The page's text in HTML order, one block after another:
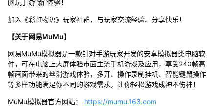
脑玩手游“新”体验！
加入《彩虹物语》玩家社群，与玩家交流经验、分享快乐！
【关于网易MuMu】
网易MuMu模拟器是一款针对手游玩家开发的安卓模拟器类电脑软
件，可在电脑上大屏体验市面主流手机游戏及应用，享受240帧高
帧画面带来的丝滑游戏体验，多开、操作录制挂机、智能键鼠操作
等多样功能满足你不同的游戏需求，让你轻松游戏成神不伤神！
MuMu模拟器官方网站： https://mumu.163.com